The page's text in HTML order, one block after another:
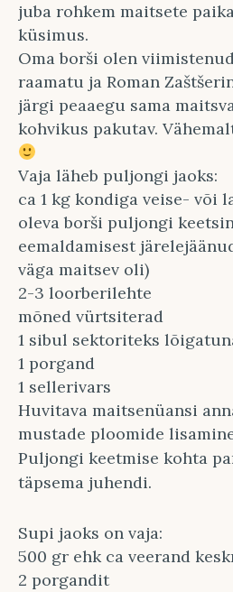
juba rohkem maitsete
küsimus.
Oma borši olen
raamatu ja Roman
järgi peaaegu sama
kohvikus pakutav.
Vaja läheb puljongi jaoks:
ca 1 kg kondiga veise- või
oleva borši puljongi
eemaldamisest
väga maitsev oli)
2-3 loorberilehte
mõned vürtsiterad
1 sibul sektoriteks
1 porgand
1 sellerivars
Huvitava maitsenüansi
mustade ploomide
Puljongi keetmise kohta
täpsema juhendi.
Supi jaoks on vaja:
500 gr ehk ca veerand
2 porgandit